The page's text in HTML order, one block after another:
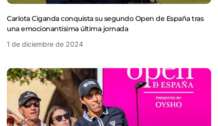
Carlota Ciganda conquista su segundo Open de España tras
una emocionantísima última jornada
1 de diciembre de 2024